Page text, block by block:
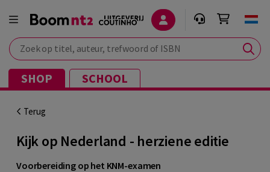
Zoek op titel, auteur, trefwoord of ISBN
SHOP SCHOOL
Terug
Kijk op Nederland - herziene editie
Voorbereiding op het KNM-examen